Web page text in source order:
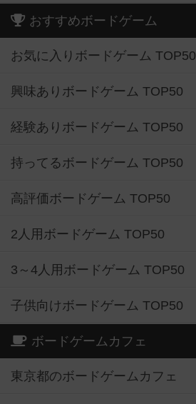
おすすめボードゲーム
お気に入りボードゲーム TOP50
興味ありボードゲーム TOP50
経験ありボードゲーム TOP50
持ってるボードゲーム TOP50
高評価ボードゲーム TOP50
2人用ボードゲーム TOP50
3～4人用ボードゲーム TOP50
子供向けボードゲーム TOP50
ボードゲームカフェ
東京都のボードゲームカフェ